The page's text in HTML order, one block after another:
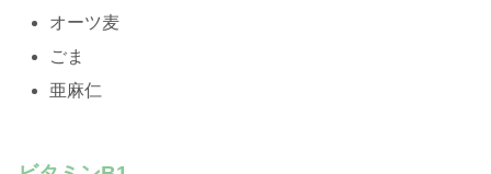
オーツ麦
ごま
亜麻仁